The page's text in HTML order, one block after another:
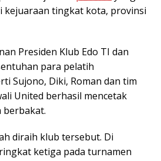
kejuaraan tingkat kota, provinsi
Presiden Klub Edo TI dan
para pelatih
Sujono, Diki, Roman dan tim
United berhasil mencetak
berbakat.
diraih klub tersebut. Di
ketiga pada turnamen